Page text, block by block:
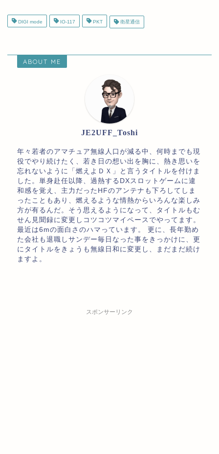
DIGI mode IO-117 PKT 衛星通信
ABOUT ME
JE2UFF_Toshi
年々若者のアマチュア無線人口が減る中、何時までも現
役でやり続けたく、若き日の想い出を胸に、熱き思いを
忘れないように「燃えよＤＸ」と言うタイトルを付けま
した。単身赴任以降、過熱するDXスロットゲームに違
和感を覚え、主力だったHFのアンテナも下ろしてしま
ったこともあり、燃えるような情熱からいろんな楽しみ
方が有るんだ。そう思えるようになって、タイトルもむ
せん見聞録に変更しコツコツマイペースでやってます。
最近は6mの面白さのハマっています。 更に、長年勤め
た会社も退職しサンデー毎日なった事をきっかけに、更
にタイトルをきょうも無線日和に変更し、まだまだ続け
ますよ。
スポンサーリンク